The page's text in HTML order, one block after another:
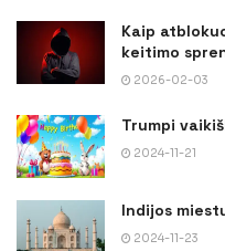
Kaip
keitimo
2026-02-03
Trumpi
2024-11-21
Indijos
2024-11-23